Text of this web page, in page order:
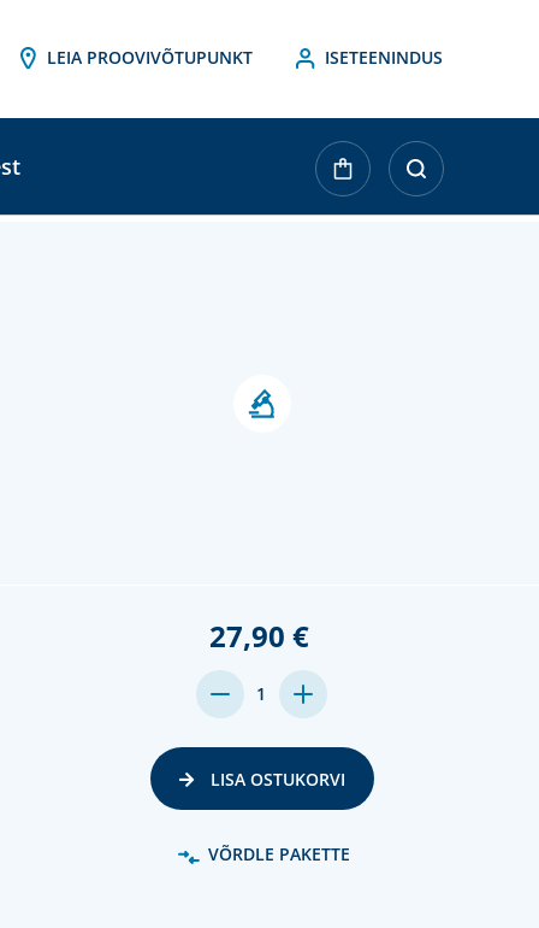
LEIA PROOVIVÕTUPUNKT ISETEENINDUS
27,90 €
MENGE
VON
UNDEFINED
1
MENGE
VON
UNDEFINED
LISA OSTUKORVI
VÕRDLE PAKETTE